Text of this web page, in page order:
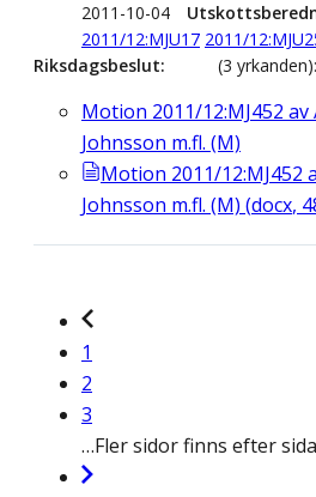
2011-10-04
2011/12:MJU17 2011/
Riksdagsbeslut
(3
Motion 2011/12:MJ452
Johnsson m.fl. (M)
Motion 2011/12:MJ452
Johnsson m.fl. (M) (docx,
1
2
3
…Fler sidor finns efter